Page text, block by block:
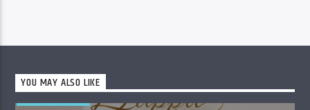
YOU MAY ALSO LIKE